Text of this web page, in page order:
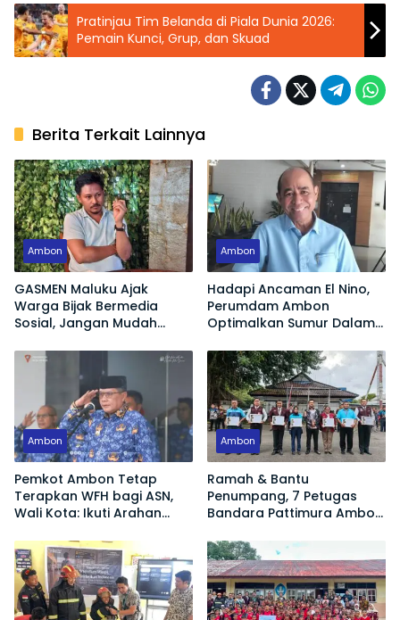
Pratinjau Tim Belanda di Piala Dunia 2026:
Pemain Kunci, Grup, dan Skuad
Berita Terkait Lainnya
Ambon
GASMEN Maluku Ajak
Warga Bijak Bermedia
Sosial, Jangan Mudah
Ambon
Hadapi Ancaman El Nino,
Perumdam Ambon
Optimalkan Sumur Dalam
Ambon
Pemkot Ambon Tetap
Terapkan WFH bagi ASN,
Wali Kota: Ikuti Arahan
Ambon
Ramah & Bantu
Penumpang, 7 Petugas
Bandara Pattimura Ambon